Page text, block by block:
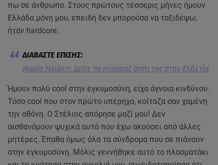
πω σε άνθρωπο. Στους πρώτους τέσσερις μήνες ήμουν
Ελλάδα μόνη μου, επειδή δεν μπορούσα να ταξιδέψω,
ήταν hardcore.
Μαρία Ηλιάκη: Δείτε το minimal σπίτι της στην Ελβετία
Ήμουν πολύ cool στην εγκυμοσύνη, είχα άγνοια κινδύνου.
Τόσο cool που στον πρώτο υπέρηχο, κοίταζα σαν χαμένη
την οθόνη. Ο Στέλιος απόρησε μαζί μου! Δεν
αισθανόμουν ψυχικά αυτά που έχω ακούσει από άλλες
μητέρες. Έπαθα όμως όλα τα σύνδρομα που σε πιάνουν
στην εγκυμοσύνη. Μόλις γεννήθηκε αυτό το πλασματάκι